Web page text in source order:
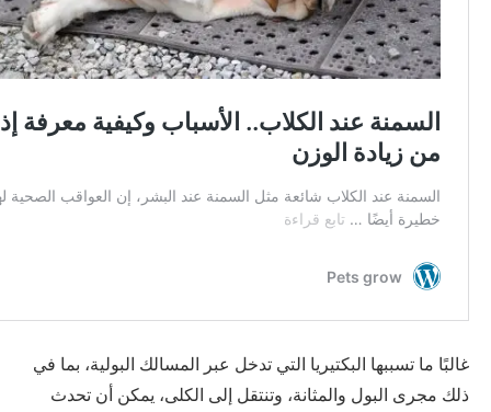
غالبًا ما تسببها البكتيريا التي تدخل عبر المسالك البولية، بما في
ذلك مجرى البول والمثانة، وتنتقل إلى الكلى، يمكن أن تحدث